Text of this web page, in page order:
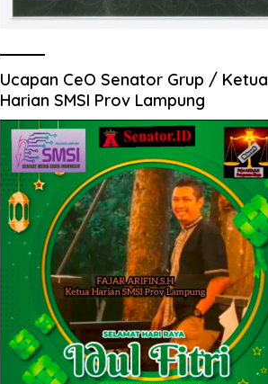
Ucapan CeO Senator Grup / Ketua
Harian SMSI Prov Lampung